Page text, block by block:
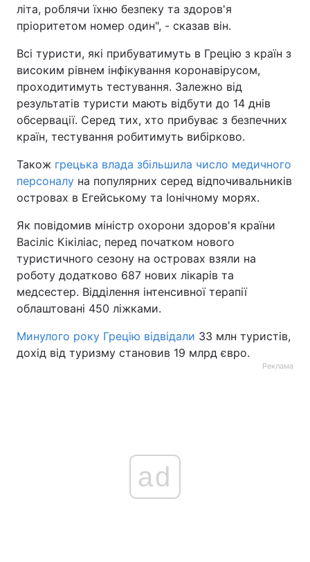
літа, роблячи їхню безпеку та здоров'я
пріоритетом номер один", - сказав він.
Всі туристи, які прибуватимуть в Грецію з країн з
високим рівнем інфікування коронавірусом,
проходитимуть тестування. Залежно від
результатів туристи мають відбути до 14 днів
обсервації. Серед тих, хто прибуває з безпечних
країн, тестування робитимуть вибірково.
Також грецька влада збільшила число медичного
персоналу на популярних серед відпочивальників
островах в Егейському та Іонічному морях.
Як повідомив міністр охорони здоров'я країни
Васіліс Кікіліас, перед початком нового
туристичного сезону на островах взяли на
роботу додатково 687 нових лікарів та
медсестер. Відділення інтенсивної терапії
облаштовані 450 ліжками.
Минулого року Грецію відвідали 33 млн туристів,
дохід від туризму становив 19 млрд євро.
Реклама
ad